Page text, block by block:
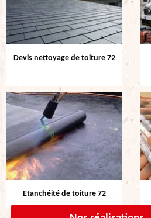
Devis nettoyage de toiture 72
Etanchéité de toiture 72